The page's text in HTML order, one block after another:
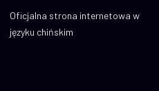
Oficjalna strona internetowa w
języku chińskim